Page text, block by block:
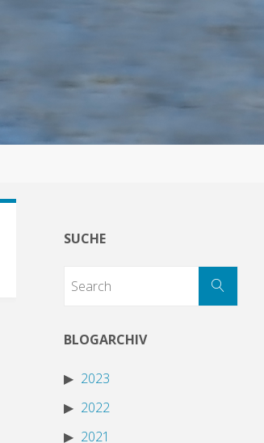
SUCHE
BLOGARCHIV
2023
2022
2021